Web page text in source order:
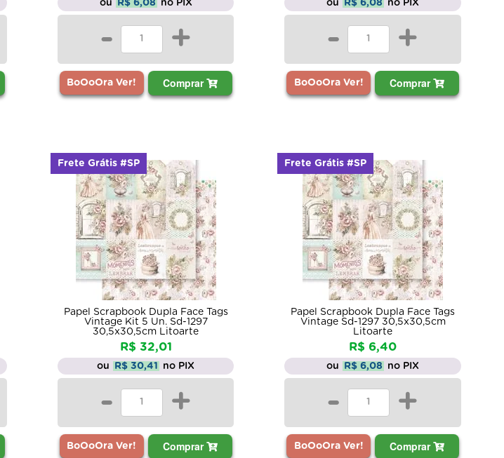
ou R$ 6,08 no PIX
- +
BoOoOra Ver! Comprar
ou R$ 6,08 no PIX
- +
BoOoOra Ver! Comprar
Papel Scrapbook Dupla Face Tags
Vintage Kit 5 Un. Sd-1297
30,5x30,5cm Litoarte
R$ 32,01
ou R$ 30,41 no PIX
- +
BoOoOra Ver! Comprar
Frete Grátis #SP
Papel Scrapbook Dupla Face Tags
Vintage Sd-1297 30,5x30,5cm
Litoarte
R$ 6,40
ou R$ 6,08 no PIX
- +
BoOoOra Ver! Comprar
Frete Grátis #SP